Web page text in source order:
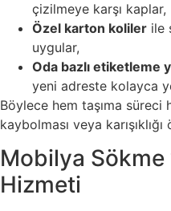
çizilmeye karşı kaplar,
Özel karton koliler ile
uygular,
Oda bazlı etiketleme
yeni adreste kolayca
Böylece hem taşıma süreci
kaybolması veya
Mobilya
Hizmeti